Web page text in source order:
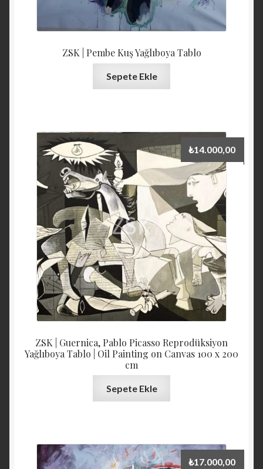
ZSK | Pembe Kuş Yağlıboya Tablo
Sepete Ekle
ZSK | Guernica, Pablo Picasso Reprodüksiyon
Yağlıboya Tablo | Oil Painting on Canvas 100 x 200
cm
₺14.000,00
Sepete Ekle
₺17.000,00